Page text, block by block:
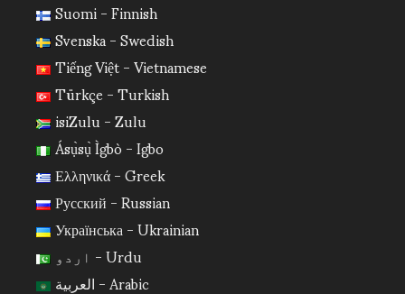
Suomi - Finnish
Svenska - Swedish
Tiếng Việt - Vietnamese
Türkçe - Turkish
isiZulu - Zulu
Ásụ̀sụ̀ Ìgbò - Igbo
Ελληνικά - Greek
Русский - Russian
Українська - Ukrainian
اردو - Urdu
العربية - Arabic